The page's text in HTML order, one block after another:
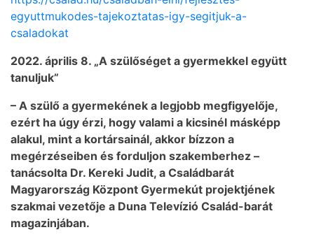
egyuttmukodes-tajekoztatas-igy-segitjuk-a-
csaladokat
2022. április 8. „A szülőséget a gyermekkel együtt
tanuljuk”
– A szülő a gyermekének a legjobb megfigyelője,
ezért ha úgy érzi, hogy valami a kicsinél másképp
alakul, mint a kortársainál, akkor bízzon a
megérzéseiben és forduljon szakemberhez –
tanácsolta Dr. Kereki Judit, a Családbarát
Magyarország Központ Gyermekút projektjének
szakmai vezetője a Duna Televízió Család-barát
magazinjában.